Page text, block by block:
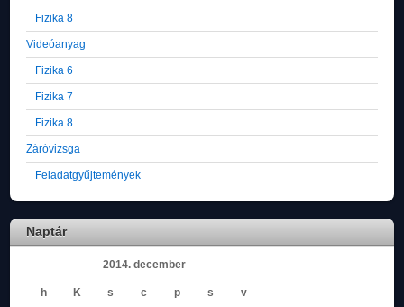
Fizika 8
Videóanyag
Fizika 6
Fizika 7
Fizika 8
Záróvizsga
Feladatgyűjtemények
Naptár
2014. december
h K s c p s
v